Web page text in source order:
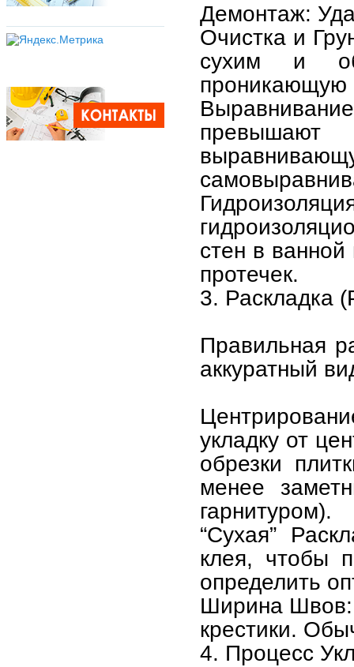
Демонтаж:
Очистка и
сухим и
проникающую
стен в
протечек.
3. Раскладка
Правильная
аккуратный
укладку от
обрезки
менее
гарнитуром).
“Сухая”
клея, чтобы
определить
Ширина Швов:
крестики.
4. Процесс